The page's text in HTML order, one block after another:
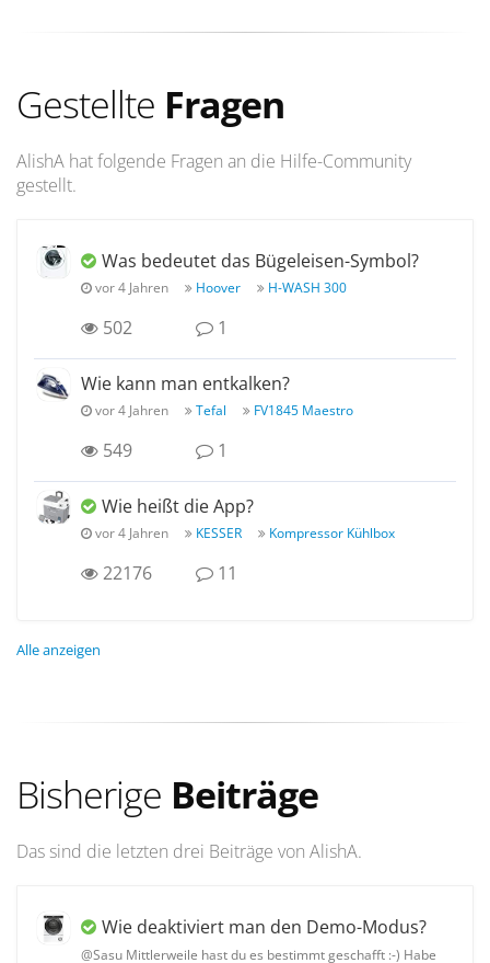
Gestellte Fragen
AlishA hat folgende Fragen an die Hilfe-Community
gestellt.
Was bedeutet das Bügeleisen-Symbol?
vor 4 Jahren Hoover H-WASH 300
502 1
Wie kann man entkalken?
vor 4 Jahren Tefal FV1845 Maestro
549 1
Wie heißt die App?
vor 4 Jahren KESSER Kompressor Kühlbox
22176 11
Alle anzeigen
Bisherige Beiträge
Das sind die letzten drei Beiträge von AlishA.
Wie deaktiviert man den Demo-Modus?
@Sasu Mittlerweile hast du es bestimmt geschafft :-) Habe